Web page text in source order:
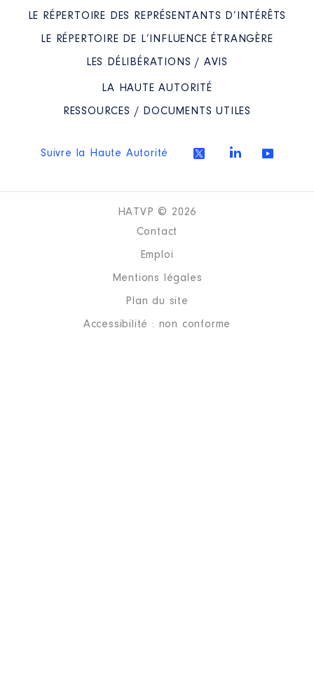
LE RÉPERTOIRE DES REPRÉSENTANTS D’INTÉRÊTS
LE RÉPERTOIRE DE L’INFLUENCE ÉTRANGÈRE
LES DÉLIBÉRATIONS / AVIS
LA HAUTE AUTORITÉ
RESSOURCES / DOCUMENTS UTILES
Suivre la Haute Autorité
HATVP © 2026
Contact
Emploi
Mentions légales
Plan du site
Accessibilité : non conforme